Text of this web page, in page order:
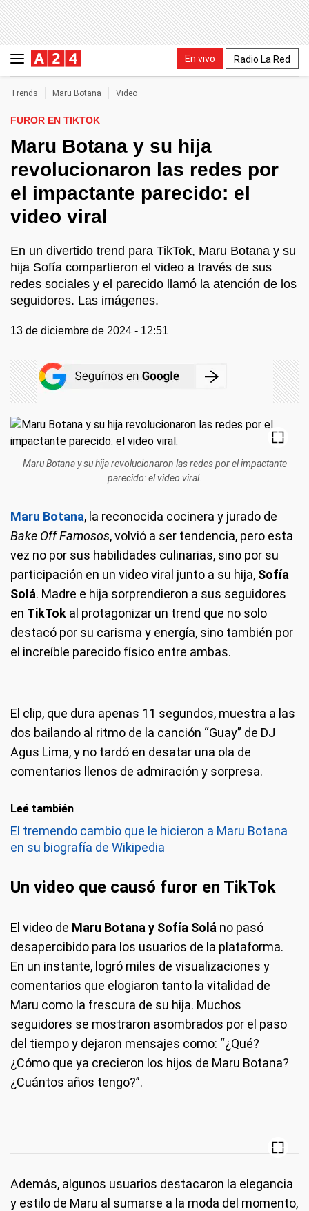
En vivo Radio La Red
Trends Maru Botana Video
FUROR EN TIKTOK
Maru Botana y su hija
revolucionaron las redes por
el impactante parecido: el
video viral
En un divertido trend para TikTok, Maru Botana y su
hija Sofía compartieron el video a través de sus
redes sociales y el parecido llamó la atención de los
seguidores. Las imágenes.
13 de diciembre de 2024 - 12:51
Maru Botana y su hija revolucionaron las redes por el impactante
parecido: el video viral.
Maru Botana, la reconocida cocinera y jurado de
Bake Off Famosos, volvió a ser tendencia, pero esta
vez no por sus habilidades culinarias, sino por su
participación en un video viral junto a su hija, Sofía
Solá. Madre e hija sorprendieron a sus seguidores
en TikTok al protagonizar un trend que no solo
destacó por su carisma y energía, sino también por
el increíble parecido físico entre ambas.
El clip, que dura apenas 11 segundos, muestra a las
dos bailando al ritmo de la canción “Guay” de DJ
Agus Lima, y no tardó en desatar una ola de
comentarios llenos de admiración y sorpresa.
Leé también
El tremendo cambio que le hicieron a Maru Botana
en su biografía de Wikipedia
Un video que causó furor en TikTok
El video de Maru Botana y Sofía Solá no pasó
desapercibido para los usuarios de la plataforma.
En un instante, logró miles de visualizaciones y
comentarios que elogiaron tanto la vitalidad de
Maru como la frescura de su hija. Muchos
seguidores se mostraron asombrados por el paso
del tiempo y dejaron mensajes como: “¿Qué?
¿Cómo que ya crecieron los hijos de Maru Botana?
¿Cuántos años tengo?”.
Además, algunos usuarios destacaron la elegancia
y estilo de Maru al sumarse a la moda del momento,